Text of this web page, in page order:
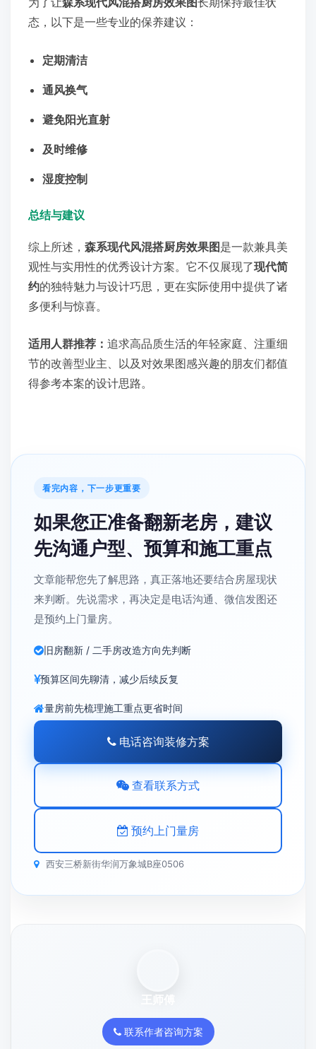
态，以下是一些专业的保养建议：
定期清洁
通风换气
避免阳光直射
及时维修
湿度控制
总结与建议
综上所述， 森系现代风混搭厨房效果图是一款兼具美
观性与实用性的优秀设计方案。它不仅展现了现代简
约的独特魅力与设计巧思，更在实际使用中提供了诸
多便利与惊喜。
适用人群推荐： 追求高品质生活的年轻家庭、注重细
节的改善型业主、以及对效果图感兴趣的朋友们都值
得参考本案的设计思路。
看完内容，下一步更重要
如果您正准备翻新老房，建议
先沟通户型、预算和施工重点
文章能帮您先了解思路，真正落地还要结合房屋现状
来判断。先说需求，再决定是电话沟通、微信发图还
是预约上门量房。
旧房翻新 / 二手房改造方向先判断
预算区间先聊清，减少后续反复
量房前先梳理施工重点更省时间
电话咨询装修方案
查看联系方式
预约上门量房
西安三桥新街华润万象城B座0506
王师傅
联系作者咨询方案